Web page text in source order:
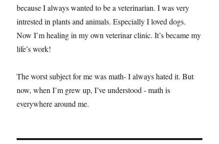
because I always wanted to be a veterinarian. I was very
intrested in plants and animals. Especially I loved dogs.
Now I’m healing in my own veterinar clinic. It’s became my
life’s work!
The worst subject for me was math- I always hated it. But
now, when I’m grew up, I’ve understood - math is
everywhere around me.